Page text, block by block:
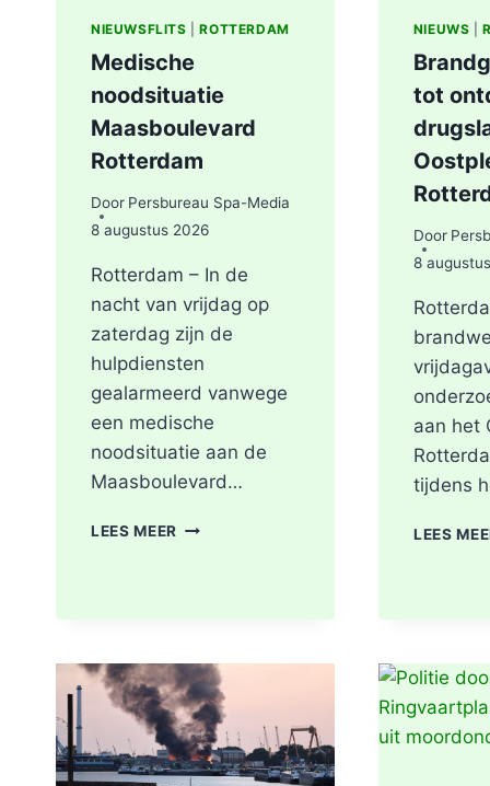
NIEUWSFLITS |ROTTERDAM
Medische
noodsituatie
Maasboulevard
Rotterdam
Door Persbureau Spa-Media
8 augustus 2026
Rotterdam – In de
nacht van vrijdag op
zaterdag zijn de
hulpdiensten
gealarmeerd vanwege
een medische
noodsituatie aan de
Maasboulevard…
LEES MEER MEDISCHE
NIEUWS |
tot
Door
8
aan het
tijdens
LEES